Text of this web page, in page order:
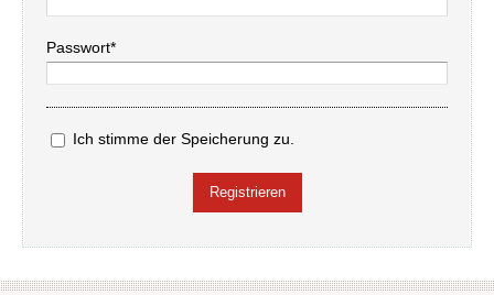
Passwort*
Ich stimme der Speicherung zu.